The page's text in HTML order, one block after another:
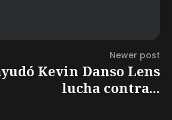
Newer post
Kevin Danso Lens
lucha contra...